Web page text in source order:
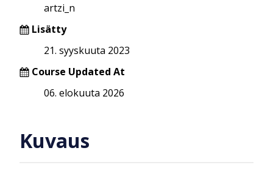
artzi_n
Lisätty
21. syyskuuta 2023
Course Updated At
06. elokuuta 2026
Kuvaus